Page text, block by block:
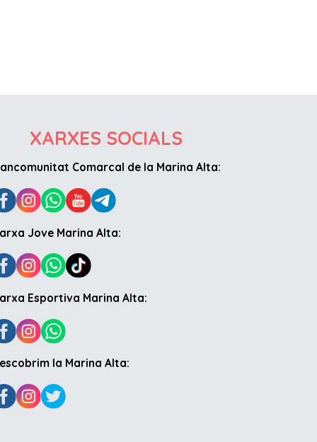
XARXES SOCIALS
Comarcal de la Marina Alta:
Jove Marina Alta:
Esportiva Marina Alta:
la Marina Alta: